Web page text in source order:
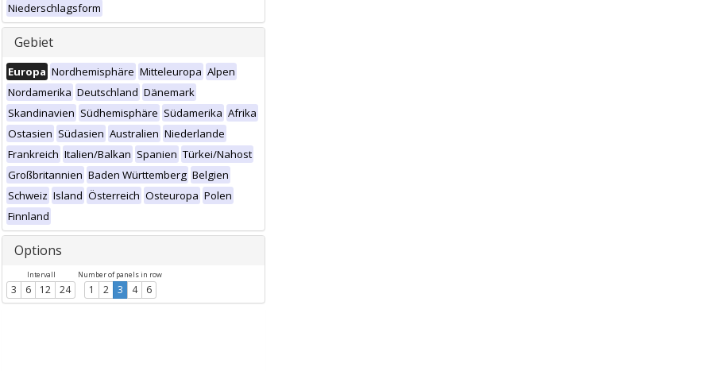
Niederschlagsform
Gebiet
Europa Nordhemisphäre Mitteleuropa Alpen
Nordamerika Deutschland Dänemark
Skandinavien Südhemisphäre Südamerika Afrika
Ostasien Südasien Australien Niederlande
Frankreich Italien/Balkan Spanien Türkei/Nahost
Großbritannien Baden Württemberg Belgien
Schweiz Island Österreich Osteuropa Polen
Finnland
Options
Intervall
3 6 12 24
Number of panels in row
1 2 3 4 6